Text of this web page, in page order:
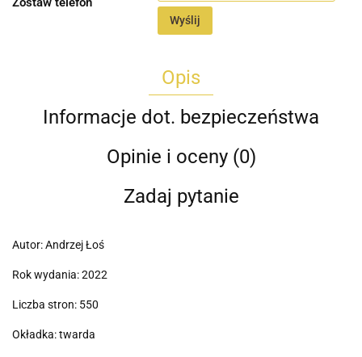
Wyślij
Opis
Informacje dot. bezpieczeństwa
Opinie i oceny (0)
Zadaj pytanie
Autor: Andrzej Łoś
Rok wydania: 2022
Liczba stron: 550
Okładka: twarda